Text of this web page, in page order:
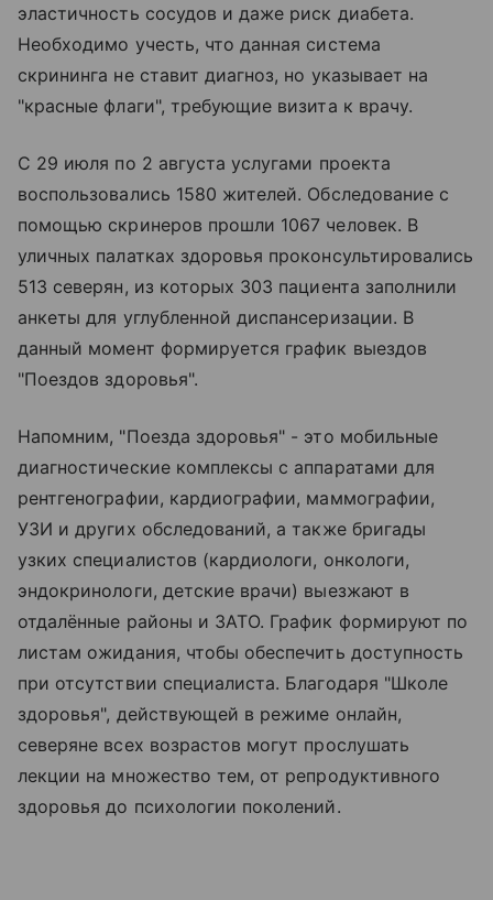
эластичность сосудов и даже риск диабета.
Необходимо учесть, что данная система
скрининга не ставит диагноз, но указывает на
"красные флаги", требующие визита к врачу.
С 29 июля по 2 августа услугами проекта
воспользовались 1580 жителей. Обследование с
помощью скринеров прошли 1067 человек. В
уличных палатках здоровья проконсультировались
513 северян, из которых 303 пациента заполнили
анкеты для углубленной диспансеризации. В
данный момент формируется график выездов
"Поездов здоровья".
Напомним, "Поезда здоровья" - это мобильные
диагностические комплексы с аппаратами для
рентгенографии, кардиографии, маммографии,
УЗИ и других обследований, а также бригады
узких специалистов (кардиологи, онкологи,
эндокринологи, детские врачи) выезжают в
отдалённые районы и ЗАТО. График формируют по
листам ожидания, чтобы обеспечить доступность
при отсутствии специалиста. Благодаря "Школе
здоровья", действующей в режиме онлайн,
северяне всех возрастов могут прослушать
лекции на множество тем, от репродуктивного
здоровья до психологии поколений.